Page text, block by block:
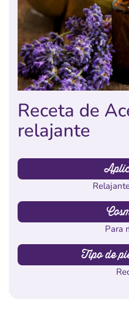
Receta de
relajante
Para
Tipo de